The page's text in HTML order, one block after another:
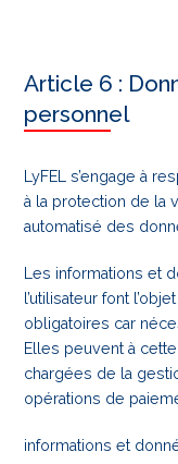
Article 6 :
personnel
LyFEL s’engage à
à la protection de la
automatisé des
Les informations et
l’utilisateur font
obligatoires car
Elles peuvent à
chargées de la
opérations de
informations et